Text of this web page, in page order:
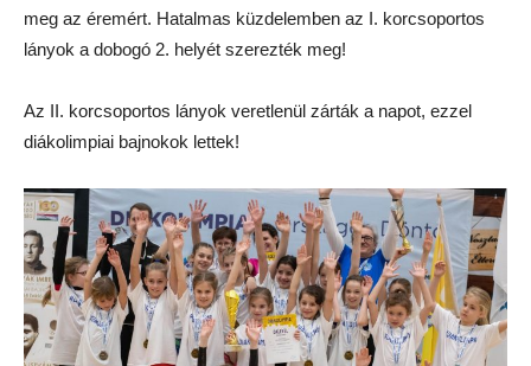
meg az éremért. Hatalmas küzdelemben az I. korcsoportos
lányok a dobogó 2. helyét szerezték meg!
Az II. korcsoportos lányok veretlenül zárták a napot, ezzel
diákolimpiai bajnokok lettek!